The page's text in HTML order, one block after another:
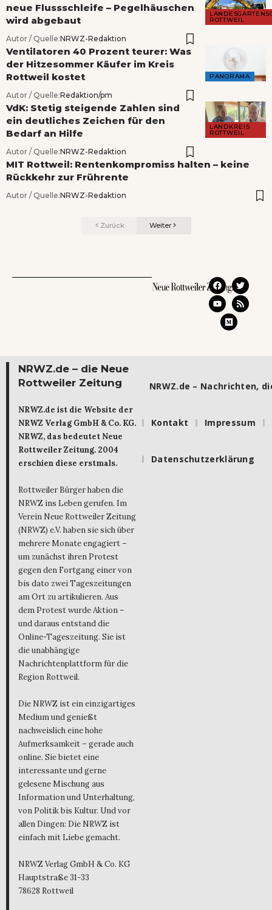
ROTTWEIL
neue Flussschleife – Pegelhäuschen
wird abgebaut
Autor / Quelle:NRWZ-Redaktion
PANORAMA
Ventilatoren 40 Prozent teurer: Was
der Hitzesommer Käufer im Kreis
Rottweil kostet
Autor / Quelle:Redaktion/pm
LANDKREIS
ROTTWEIL
VdK: Stetig steigende Zahlen sind
ein deutliches Zeichen für den
Bedarf an Hilfe
Autor / Quelle:NRWZ-Redaktion
MIT Rottweil: Rentenkompromiss halten – keine
Rückkehr zur Frührente
Autor / Quelle:NRWZ-Redaktion
Zurück Weiter
NRWZ.de – die Neue
Rottweiler Zeitung
NRWZ.de ist die Website der
NRWZ Verlag GmbH & Co. KG.
NRWZ, das bedeutet Neue
Rottweiler Zeitung. 2004
erschien diese erstmals.
Rottweiler Bürger haben die
NRWZ ins Leben gerufen. Im
Verein Neue Rottweiler Zeitung
(NRWZ) e.V. haben sie sich über
mehrere Monate engagiert –
um zunächst ihren Protest
gegen den Fortgang einer von
bis dato zwei Tageszeitungen
am Ort zu artikulieren. Aus
dem Protest wurde Aktion –
und daraus entstand die
Online-Tageszeitung. Sie ist
die unabhängige
Nachrichtenplattform für die
Region Rottweil.
Die NRWZ ist ein einzigartiges
Medium und genießt
nachweislich eine hohe
Aufmerksamkeit – gerade auch
online. Sie bietet eine
interessante und gerne
gelesene Mischung aus
Information und Unterhaltung,
von Politik bis Kultur. Und vor
allen Dingen: Die NRWZ ist
einfach mit Liebe gemacht.
NRWZ Verlag GmbH & Co. KG
Hauptstraße 31-33
78628 Rottweil
NRWZ.de – Nachrichten,
Kontakt Impressum
Datenschutzerklärung